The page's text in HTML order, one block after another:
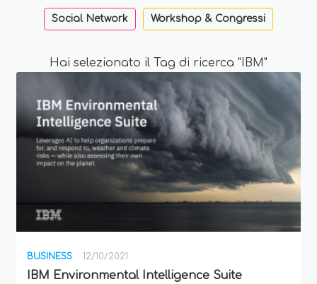
Social Network Workshop & Congressi
Hai selezionato il Tag di ricerca "IBM"
BUSINESS 12/10/2021
IBM Environmental Intelligence Suite